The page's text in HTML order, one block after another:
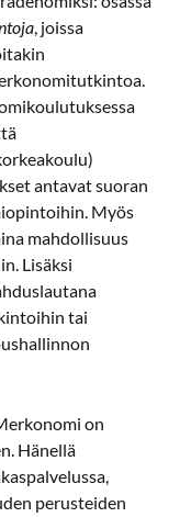
, joissa
antavat suoran
Myös
mahdollisuus
Lisäksi
tai
on
Hänellä
perusteiden